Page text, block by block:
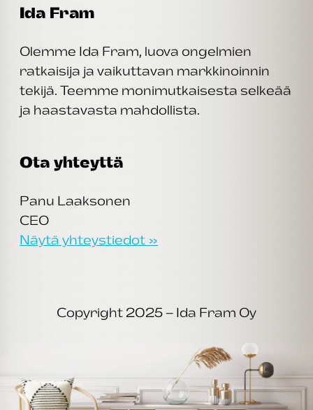
Ida Fram
Olemme Ida Fram, luova ongelmien
ratkaisija ja vaikuttavan markkinoinnin
tekijä. Teemme monimutkaisesta selkeää
ja haastavasta mahdollista.
Ota yhteyttä
Panu Laaksonen
CEO
Näytä yhteystiedot »
Copyright 2025 – Ida Fram Oy